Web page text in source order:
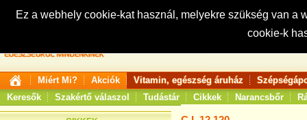
Ez a webhely cookie-kat használ, melyekre szükség van
cookie-k
Keresés:
Miért Mi? Akciók Vitamin, egészség áruház
Keresők
Szakértő válaszol Tudástár Cikkek Narancsbőr